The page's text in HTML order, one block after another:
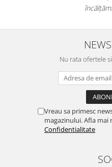
Nu rata ofertele
Vreau sa primesc
magazinului. Afla mai
Confidentialitate